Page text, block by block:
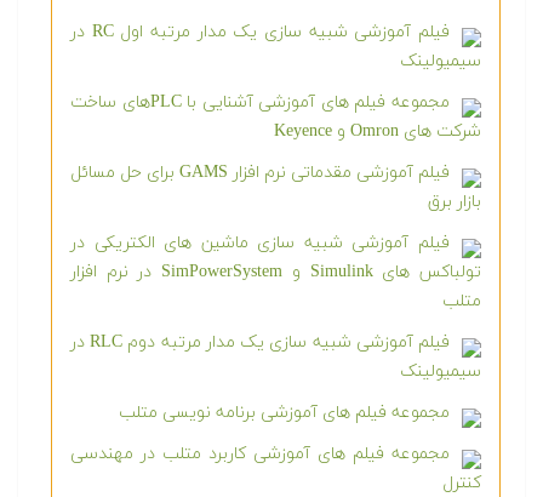
فیلم آموزشی شبیه سازی یک مدار مرتبه اول RC در
سیمیولینک
مجموعه فیلم های آموزشی آشنایی با PLCهای ساخت
شرکت های Omron و Keyence
فیلم آموزشی مقدماتی نرم افزار GAMS برای حل مسائل
بازار برق
فیلم آموزشی شبیه سازی ماشین های الکتریکی در
تولباکس های Simulink و SimPowerSystem در نرم افزار
متلب
فیلم آموزشی شبیه سازی یک مدار مرتبه دوم RLC در
سیمیولینک
مجموعه فیلم های آموزشی برنامه نویسی متلب
مجموعه فیلم های آموزشی کاربرد متلب در مهندسی
کنترل